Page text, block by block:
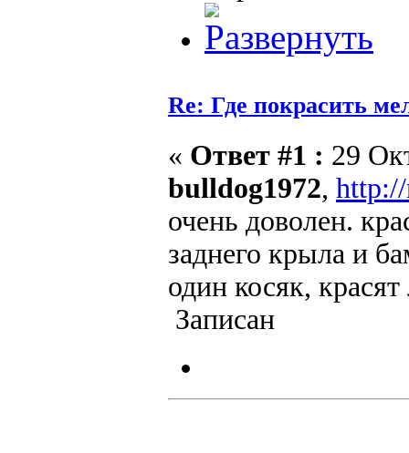
Re: Где покрасить
« Ответ #1 : 29
bulldog1972,
очень доволен.
заднего крыла и
один косяк,
Записан